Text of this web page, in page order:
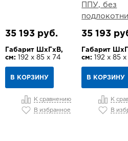
35 193 руб.
Габарит ШхГхВ,
см: 192 х 85 х 74
В КОРЗИНУ
К сравнению
В избранное
ППУ, без
35 193
Габарит
см:
192 х 85
В КОРЗИНУ
К
В